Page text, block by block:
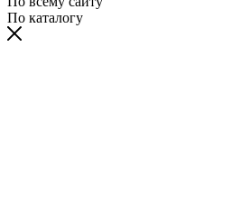
По каталогу